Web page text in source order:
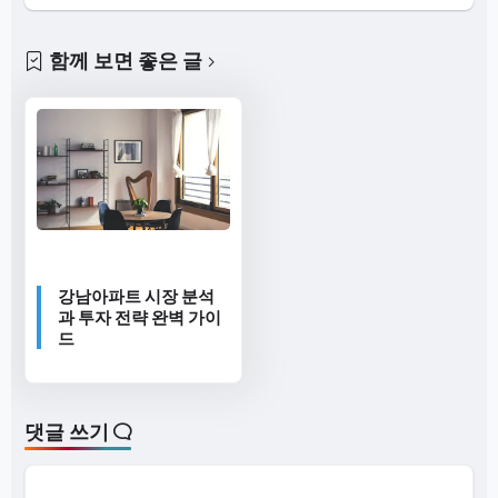
함께 보면 좋은 글
강남아파트 시장 분석
과 투자 전략 완벽 가이
드
댓글 쓰기